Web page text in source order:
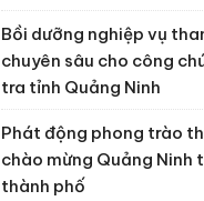
Bồi dưỡng nghiệp vụ
chuyên sâu cho công
tra tỉnh Quảng Ninh
Phát động phong trào
chào mừng Quảng Ninh
thành phố